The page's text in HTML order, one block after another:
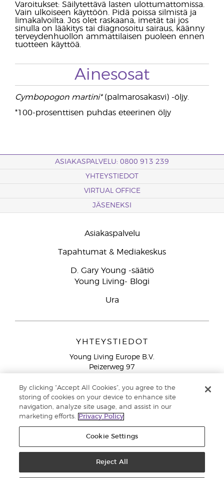
Varoitukset: Säilytettävä lasten ulottumattomissa.
Vain ulkoiseen käyttöön. Pidä poissa silmistä ja
limakalvoilta. Jos olet raskaana, imetät tai jos
sinulla on lääkitys tai diagnosoitu sairaus, käänny
terveydenhuollon ammattilaisen puoleen ennen
tuotteen käyttöä.
Ainesosat
Cymbopogon martini*(palmarosakasvi) -öljy.
*100-prosenttisen puhdas eteerinen öljy
ASIAKASPALVELU: 0800 913 239
YHTEYSTIEDOT
VIRTUAL OFFICE
JÄSENEKSI
Asiakaspalvelu
Tapahtumat & Mediakeskus
D. Gary Young -säätiö
Young Living- Blogi
Ura
YHTEYSTIEDOT
Young Living Europe B.V.
Peizerweg 97
Netherlands
Ilmainen yhteydenotto lankanumeroista Suomesta
913 239
Email: asiakaspalvelu@youngliving.com
pidätetään. |Yksityisyydensuoja
By clicking “Accept All Cookies”, you agree to the
storing of cookies on your device to enhance site
navigation, analyze site usage, and assist in our
marketing efforts.
Privacy Policy
Cookie Settings
Reject All